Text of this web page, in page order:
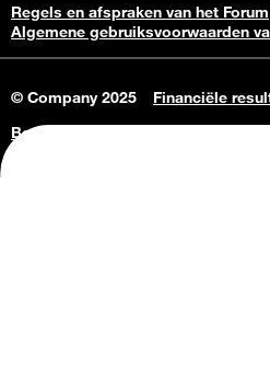
Regels en afspraken van het Forum
Algemene gebruiksvoorwaarden
© Company 2025
Financiële
Bedrijfsgegevens